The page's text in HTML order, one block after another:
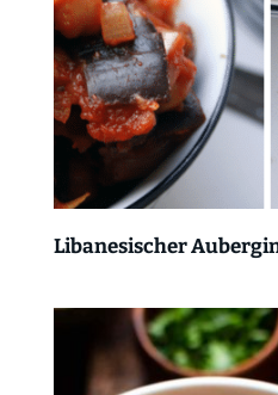
Libanesischer